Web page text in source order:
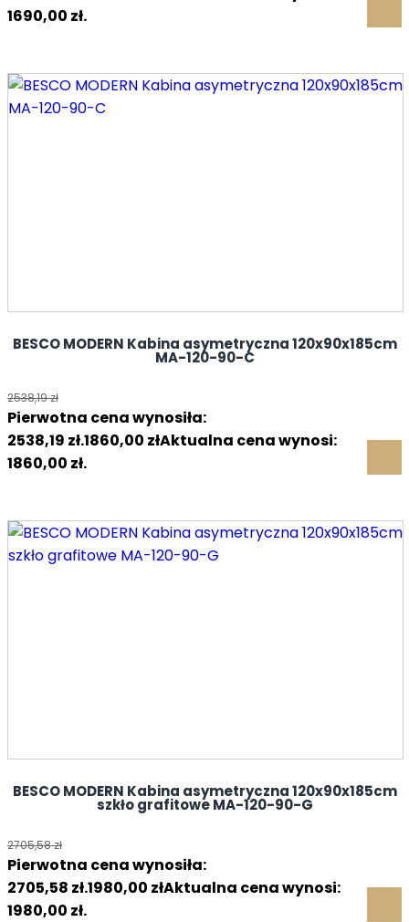
1690,00 zł.
BESCO MODERN Kabina asymetryczna 120x90x185cm
MA-120-90-C
2538,19zł
Pierwotna cena wynosiła:
2538,19 zł.1860,00 złAktualna cena wynosi:
1860,00 zł.
BESCO MODERN Kabina asymetryczna 120x90x185cm
szkło grafitowe MA-120-90-G
2705,58zł
Pierwotna cena wynosiła:
2705,58 zł.1980,00 złAktualna cena wynosi:
1980,00 zł.